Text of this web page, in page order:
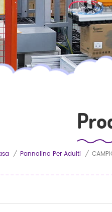
/ Pannolino Per Adulti /